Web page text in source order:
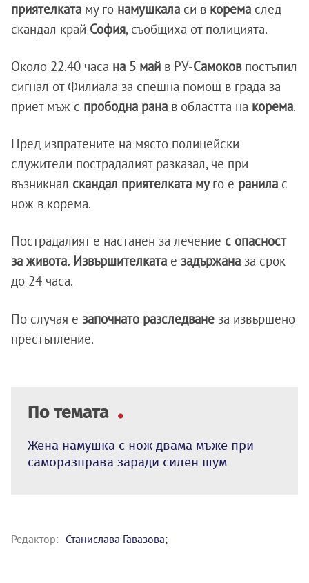
приятелката му го намушкала си в корема след
скандал край София, съобщиха от полицията.
Около 22.40 часа на 5 май в РУ-Самоков постъпил
сигнал от Филиала за спешна помощ в града за
приет мъж с прободна рана в областта на корема.
Пред изпратените на място полицейски
служители пострадалият разказал, че при
възникнал скандал приятелката муго е ранила с
нож в корема.
Пострадалият е настанен за лечение с опасност
за живота. Извършителката е задържана за срок
до 24 часа.
По случая е започнато разследване за извършено
престъпление.
По темата
Жена намушка с нож двама мъже при
саморазправа заради силен шум
Редактор: Станислава Гавазова;